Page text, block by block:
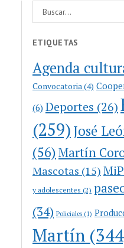
ETIQUETAS
Agenda
Convocatoria (4)
(6) Deportes (26)
(259)José
(56)Martín
Mascotas (15)
y adolescentes (2)
(34) Policiales (1)
Martín